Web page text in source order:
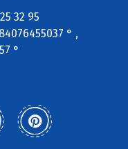
32 95
° ,
°